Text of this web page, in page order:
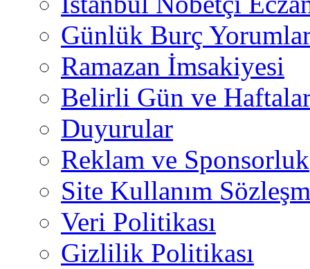
Günlük Burç
Ramazan İmsakiyesi
Belirli Gün ve
Duyurular
Reklam ve Sponsorluk
Site Kullanım
Veri Politikası
Gizlilik Politikası